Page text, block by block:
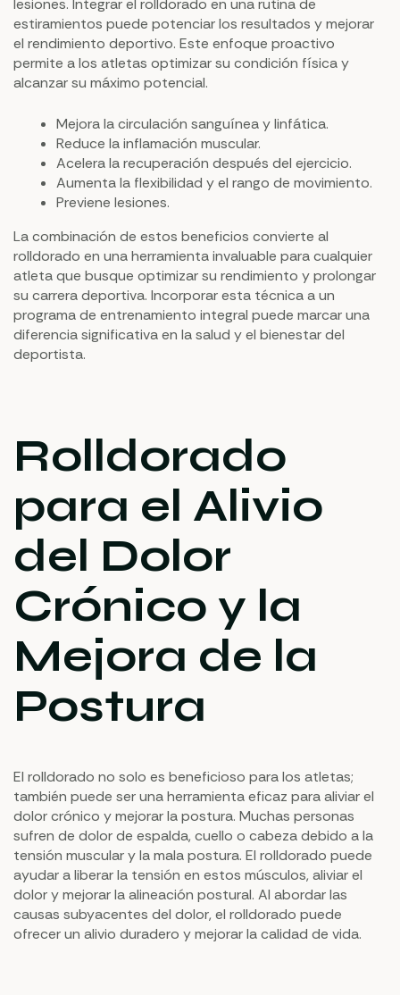
estiramientos puede potenciar los resultados y mejorar
el rendimiento deportivo. Este enfoque proactivo
permite a los atletas optimizar su condición física y
alcanzar su máximo potencial.
Mejora la circulación sanguínea y linfática.
Reduce la inflamación muscular.
Acelera la recuperación después del ejercicio.
Aumenta la flexibilidad y el rango de movimiento.
Previene lesiones.
La combinación de estos beneficios convierte al
rolldorado en una herramienta invaluable para cualquier
atleta que busque optimizar su rendimiento y prolongar
su carrera deportiva. Incorporar esta técnica a un
programa de entrenamiento integral puede marcar una
diferencia significativa en la salud y el bienestar del
deportista.
Rolldorado
para el Alivio
del Dolor
Crónico y la
Mejora de la
Postura
El rolldorado no solo es beneficioso para los atletas;
también puede ser una herramienta eficaz para aliviar el
dolor crónico y mejorar la postura. Muchas personas
sufren de dolor de espalda, cuello o cabeza debido a la
tensión muscular y la mala postura. El rolldorado puede
ayudar a liberar la tensión en estos músculos, aliviar el
dolor y mejorar la alineación postural. Al abordar las
causas subyacentes del dolor, el rolldorado puede
ofrecer un alivio duradero y mejorar la calidad de vida.